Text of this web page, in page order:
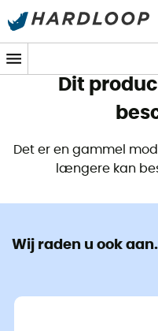
Zomeraanbiedingen 🔥 -
Dit
Det er en gammel
længere kan
Wij raden u ook aan.